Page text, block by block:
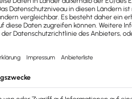
Geschäftsführer beachten